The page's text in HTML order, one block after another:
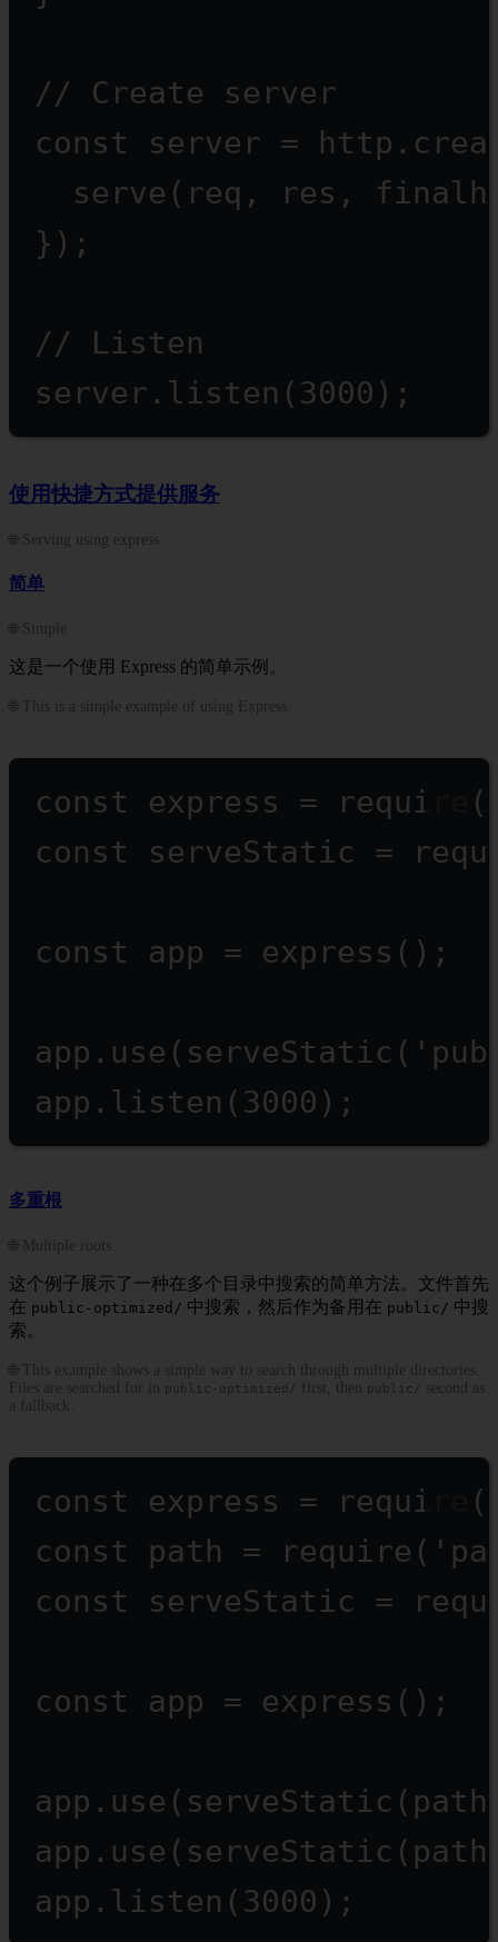
// Create server
const
server = http.
serve (req, res,
});
// Listen
server. listen ( 3000 );
使用快捷方式提供服务
🌐 Serving using express
简单
🌐 Simple
这是一个使用 Express 的简单示例。
🌐 This is a simple example of using Express.
const express = require (
const
serveStatic =
const app = express ();
app. use ( serveStatic (
app. listen ( 3000 );
多重根
🌐 Multiple roots
这个例子展示了一种在多个目录中搜索的简单方法。文件首先
在 public-optimized/ 中搜索，然后作为备用在 public/ 中搜
索。
🌐 This example shows a simple way to search through multiple directories.
Files are searched for in public-optimized/ first, then public/
second as
a fallback.
const express = require (
const
path = require (
const
serveStatic =
const app = express ();
app. use ( serveStatic
app. use ( serveStatic
app. listen ( 3000 );